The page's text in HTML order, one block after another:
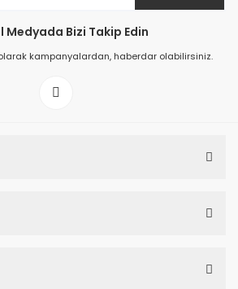
Medyada Bizi Takip Edin
kampanyalardan, haberdar olabilirsiniz.